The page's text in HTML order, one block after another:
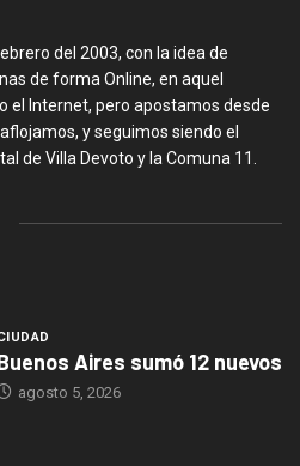
del 2003, con la idea de
de forma Online, en aquel
el Internet, pero apostamos desde
y seguimos siendo el
de Villa Devoto y la Comuna 11.
Aires sumó 12 nuevos
agosto 5, 2026